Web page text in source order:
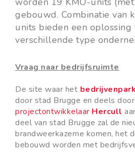
gebouwd. Combinatie van
units bieden een oplossing
verschillende type
Vraag naar bedrijfsruimte
De site waar het bedrijvenpark
door stad Brugge en deels door
projectontwikkelaar Hercull
deel van stad Brugge zal de
brandweerkazerne komen, het
bebouwd worden met